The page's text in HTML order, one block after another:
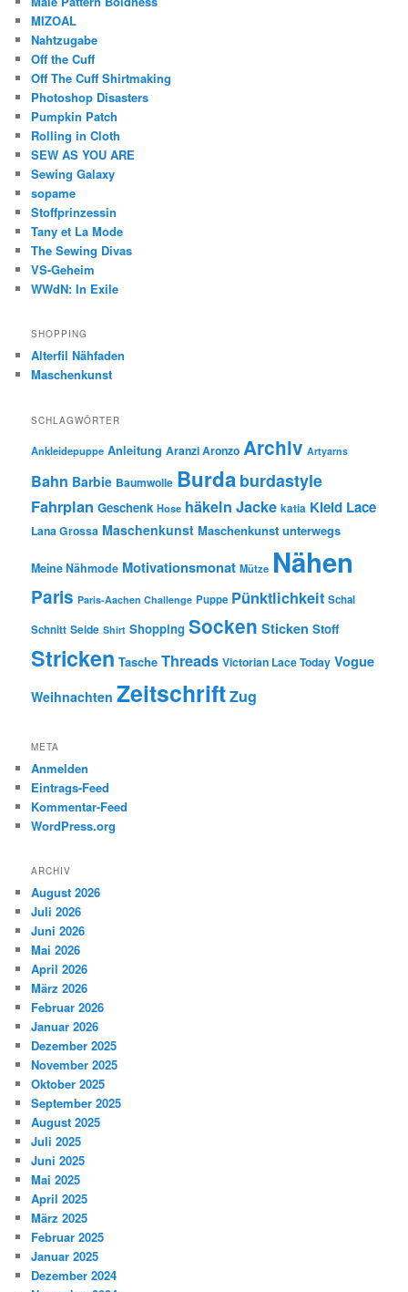
MIZOAL
Nahtzugabe
Off the Cuff
Off The Cuff Shirtmaking
Photoshop Disasters
Pumpkin Patch
Rolling in Cloth
SEW AS YOU ARE
Sewing Galaxy
sopame
Stoffprinzessin
Tany et La Mode
The Sewing Divas
VS-Geheim
WWdN: In Exile
SHOPPING
Alterfil Nähfaden
Maschenkunst
SCHLAGWÖRTER
Ankleidepuppe Anleitung Aranzi Aronzo Archiv Artyarns
Bahn Barbie Baumwolle Burda burdastyle
Fahrplan Geschenk Hose häkeln Jacke katia Kleid Lace
Lana Grossa Maschenkunst Maschenkunst unterwegs
Meine Nähmode Motivationsmonat Mütze Nähen
Paris Paris-Aachen Challenge Puppe Pünktlichkeit Schal
Schnitt Seide Shirt Shopping Socken Sticken Stoff
Stricken Tasche Threads Victorian Lace Today Vogue
Weihnachten ZeitschriftZug
META
Anmelden
Eintrags-Feed
Kommentar-Feed
WordPress.org
ARCHIV
August 2026
Juli 2026
Juni 2026
Mai 2026
April 2026
März 2026
Februar 2026
Januar 2026
Dezember 2025
November 2025
Oktober 2025
September 2025
August 2025
Juli 2025
Juni 2025
Mai 2025
April 2025
März 2025
Februar 2025
Januar 2025
Dezember 2024